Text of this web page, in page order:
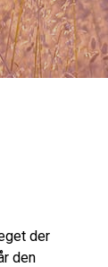
der
den